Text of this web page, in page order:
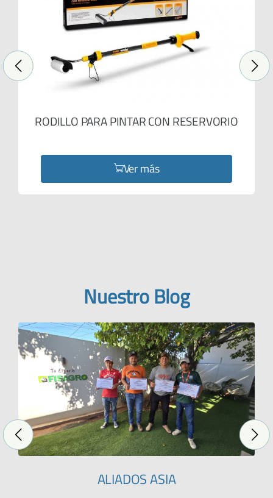
RODILLO PARA PINTAR CON RESERVORIO
Ver más
Nuestro Blog
ALIADOS ASIA